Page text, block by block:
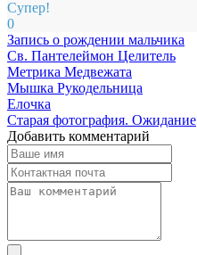
Супер!
0
Запись о рождении мальчика
Св. Пантелеймон Целитель
Метрика Медвежата
Мышка Рукодельница
Елочка
Старая фотография. Ожидание
Добавить комментарий